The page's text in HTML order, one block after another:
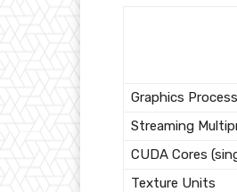
Graphics
Streaming
CUDA Cores
Texture Units